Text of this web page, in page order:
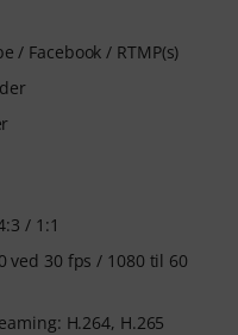
/ Facebook / RTMP(s)
/ 1:1
ved 30 fps / 1080 til 60
H.264, H.265